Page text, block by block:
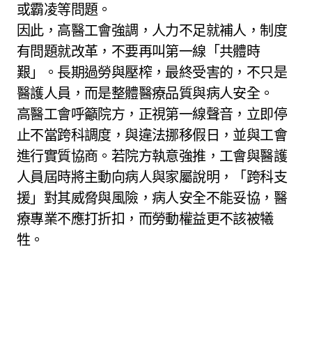
或霸凌等問題。
因此，高醫工會強調，人力不足就補人，制度
有問題就改革，不要再叫第一線「共體時
艱」。長期過勞與壓榨，最終受害的，不只是
醫護人員，而是整體醫療品質與病人安全。
高醫工會呼籲院方，正視第一線聲音，立即停
止不當跨科調度，與違法挪移假日，並與工會
進行實質協商。若院方執意強推，工會與醫護
人員屆時將主動向病人與家屬說明，「跨科支
援」對其威脅與風險，病人安全不能妥協，醫
療專業不應打折扣，而勞動權益更不該被犧
牲。